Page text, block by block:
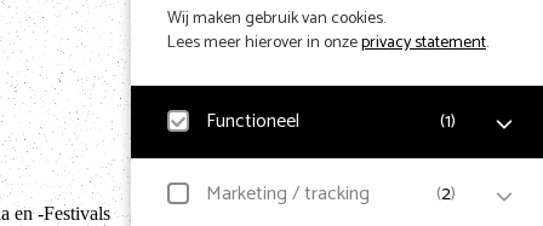
Wij maken gebruik van cookies.
Lees meer hierover in onzeprivacy statement.
Functioneel (1)
Noodzakelijk
Marketing / tracking (2)
en -Festivals
Terug naar